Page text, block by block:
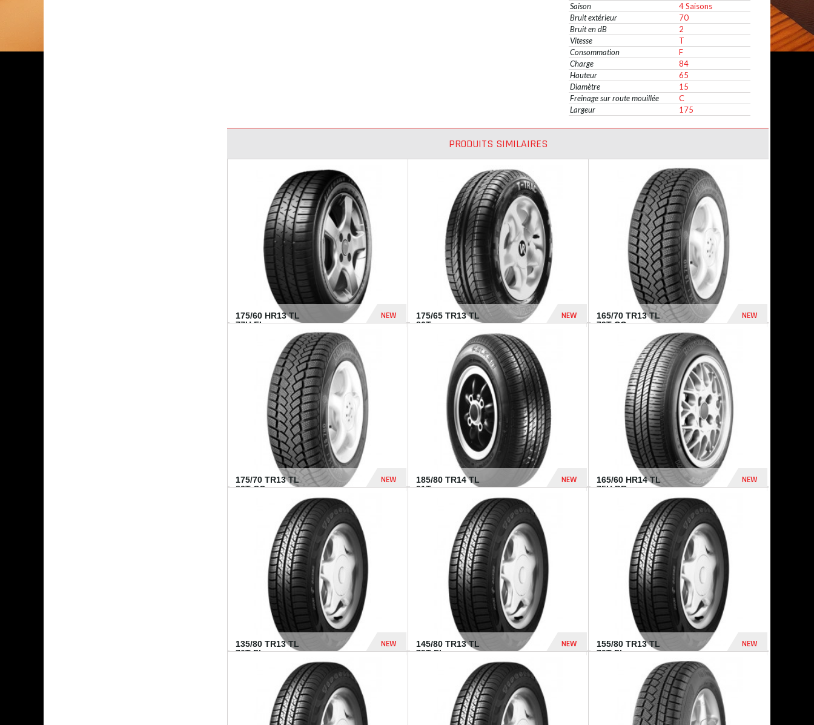
Saison
4 Saisons
Bruit extérieur
70
Bruit en dB
2
Vitesse
T
Consommation
F
Charge
84
Hauteur
65
Diamètre
15
Freinage sur route mouillée
C
Largeur
175
PRODUITS SIMILAIRES
175/60 HR13 TL
77H FI...
NEW
394 Dhs
175/65 TR13 TL
80T...
NEW
165/70 TR13 TL
79T CO...
NEW
364 Dhs
175/70 TR13 TL
82T CO...
NEW
185/80 TR14 TL
91T...
NEW
448 Dhs
165/60 HR14 TL
75H BR...
NEW
135/80 TR13 TL
70T FI...
NEW
145/80 TR13 TL
75T FI...
NEW
155/80 TR13 TL
79T FI...
NEW